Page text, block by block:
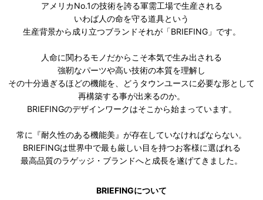
アメリカNo.1の技術を誇る軍需工場で生産される
いわば人の命を守る道具という
生産背景から成り立つブランドそれが「BRIEFING」です。
人命に関わるモノだからこそ本気で生み出される
強靭なパーツや高い技術の本質を理解し
その十分過ぎるほどの機能を、どうタウンユースに必要な形として
再構築する事が出来るのか。
BRIEFINGのデザインワークはそこから始まっています。
常に『耐久性のある機能美』が存在していなければならない。
BRIEFINGは世界中で最も厳しい目を持つお客様に選ばれる
最高品質のラゲッジ・ブランドへと成長を遂げてきました。
BRIEFINGについて